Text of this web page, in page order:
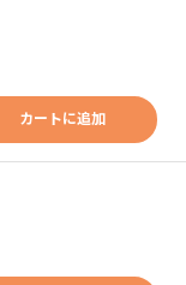
カートに追加